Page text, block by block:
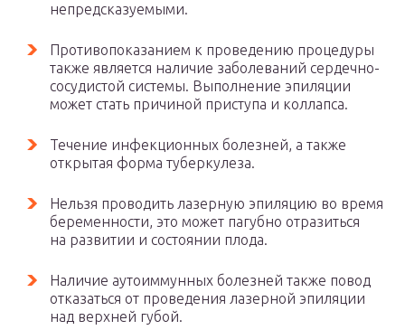
непредсказуемыми.
Противопоказанием к проведению процедуры
также является наличие заболеваний сердечно-
сосудистой системы. Выполнение эпиляции
может стать причиной приступа и коллапса.
Течение инфекционных болезней, а также
открытая форма туберкулеза.
Нельзя проводить лазерную эпиляцию во время
беременности, это может пагубно отразиться
на развитии и состоянии плода.
Наличие аутоиммунных болезней также повод
отказаться от проведения лазерной эпиляции
над верхней губой.